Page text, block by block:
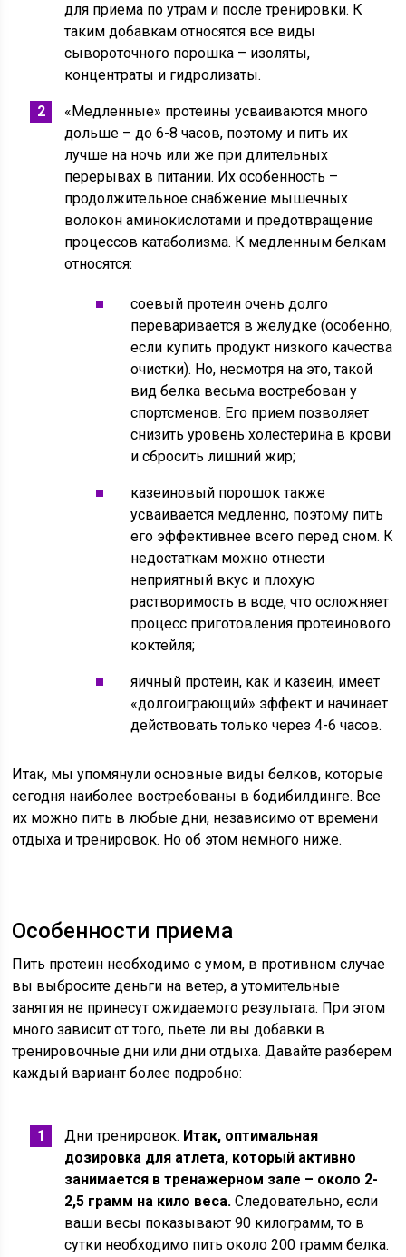
для приема по утрам и после тренировки. К
таким добавкам относятся все виды
сывороточного порошка – изоляты,
концентраты и гидролизаты.
«Медленные» протеины усваиваются много
дольше – до 6-8 часов, поэтому и пить их
лучше на ночь или же при длительных
перерывах в питании. Их особенность –
продолжительное снабжение мышечных
волокон аминокислотами и предотвращение
процессов катаболизма. К медленным белкам
относятся:
соевый протеин очень долго
переваривается в желудке (особенно,
если купить продукт низкого качества
очистки). Но, несмотря на это, такой
вид белка весьма востребован у
спортсменов. Его прием позволяет
снизить уровень холестерина в крови
и сбросить лишний жир;
казеиновый порошок также
усваивается медленно, поэтому пить
его эффективнее всего перед сном. К
недостаткам можно отнести
неприятный вкус и плохую
растворимость в воде, что осложняет
процесс приготовления протеинового
коктейля;
яичный протеин, как и казеин, имеет
«долгоиграющий» эффект и начинает
действовать только через 4-6 часов.
Итак, мы упомянули основные виды белков, которые
сегодня наиболее востребованы в бодибилдинге. Все
их можно пить в любые дни, независимо от времени
отдыха и тренировок. Но об этом немного ниже.
Особенности приема
Пить протеин необходимо с умом, в противном случае
вы выбросите деньги на ветер, а утомительные
занятия не принесут ожидаемого результата. При этом
много зависит от того, пьете ли вы добавки в
тренировочные дни или дни отдыха. Давайте разберем
каждый вариант более подробно:
Дни тренировок. Итак, оптимальная
дозировка для атлета, который активно
занимается в тренажерном зале – около 2-
2,5 грамм на кило веса. Следовательно, если
ваши весы показывают 90 килограмм, то в
сутки необходимо пить около 200 грамм белка.